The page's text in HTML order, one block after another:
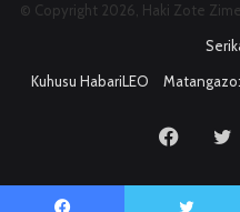
© Copyright 2026, Haki Zote
Kuhusu HabariLEO